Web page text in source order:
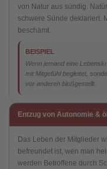
von Natur aus sündig.
schwere Sünde deklariert.
beschämt.
BEISPIEL
Wenn jemand eine
mit Mitgefühl begleitet,
vor anderen bloßgestellt.
Entzug von Autonomie &
Das Leben der Mitglieder
befreundet ist, wen man
werden Betroffene durch